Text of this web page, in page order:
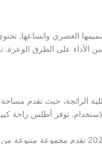
للعائلات بفضل تصميمها
على الطرق الوعرة.
السيارات العائلية الرائجة،
توفر أطلس راحة
في ختام هذا المقال، نجد أن